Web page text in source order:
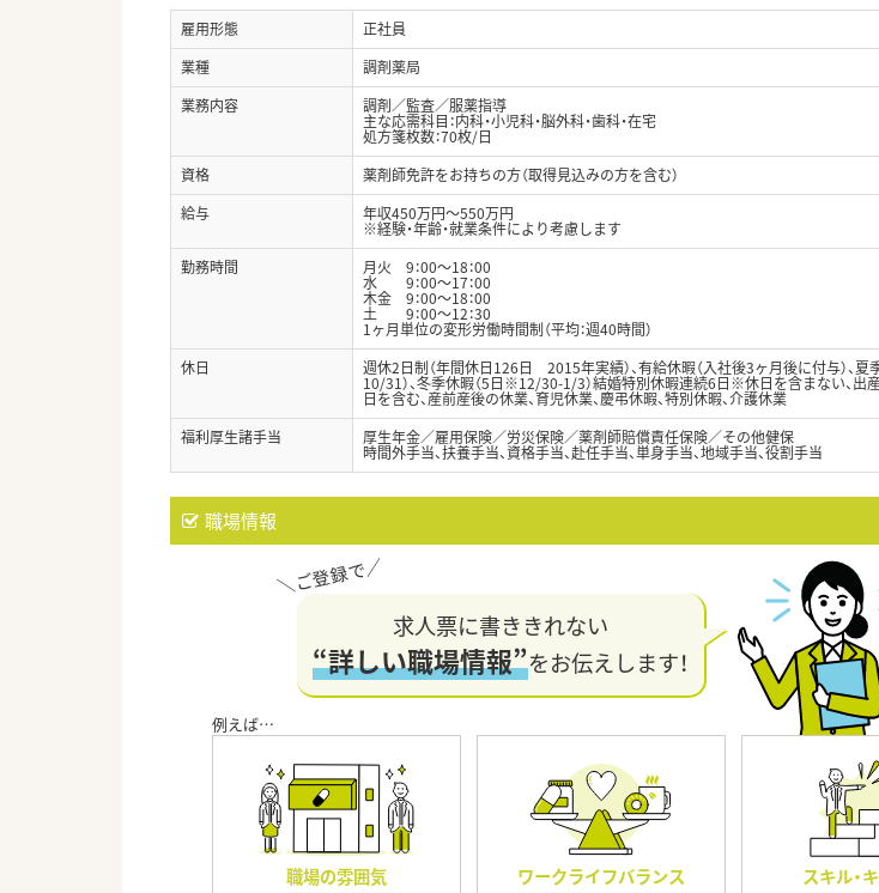
雇用形態
正社員
業種
調剤薬局
業務内容
調剤／監査／服薬指導
主な応需科目：内科・小児科・脳外科・歯科・在宅
処方箋枚数：70枚/日
資格
薬剤師免許をお持ちの方（取得見込みの方を含む）
給与
年収450万円～550万円
※経験・年齢・就業条件により考慮します
勤務時間
月火 9：00〜18：00
水 9：00〜17：00
木金 9：00〜18：00
土 9：00〜12：30
1ヶ月単位の変形労働時間制（平均：週40時間）
休日
週休2日制（年間休日126日 2015年実績）、有給休暇（入社後3ヶ月後に付与）、
10/31）、冬季休暇（5日※12/30-1/3）結婚特別休暇連続6日※休日を含まない、
日を含む、産前産後の休業、育児休業、慶弔休暇、特別休暇、介護休業
福利厚生諸手当
厚生年金／雇用保険／労災保険／薬剤師賠償責任保険／その他健保
時間外手当、扶養手当、資格手当、赴任手当、単身手当、地域手当、役割手当
職場情報
求人票に書ききれない
“詳しい職場情報”をお伝えします！
職場の雰囲気 ワークライフバランス スキル・